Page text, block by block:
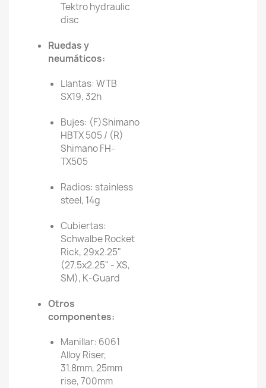
Tektro hydraulic
disc
Ruedas y
neumáticos:
Llantas: WTB
SX19, 32h
Bujes: (F)Shimano
HBTX 505 / (R)
Shimano FH-
TX505
Radios: stainless
steel, 14g
Cubiertas:
Schwalbe Rocket
Rick, 29x2.25"
(27.5x2.25" - XS,
SM), K-Guard
Otros
componentes:
Manillar: 6061
Alloy Riser,
31.8mm, 25mm
rise, 700mm